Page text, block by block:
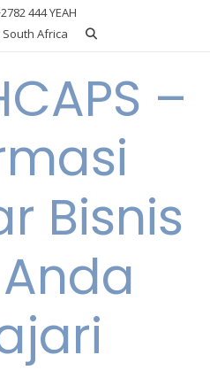
444 YEAH
South Africa
–
Bisnis